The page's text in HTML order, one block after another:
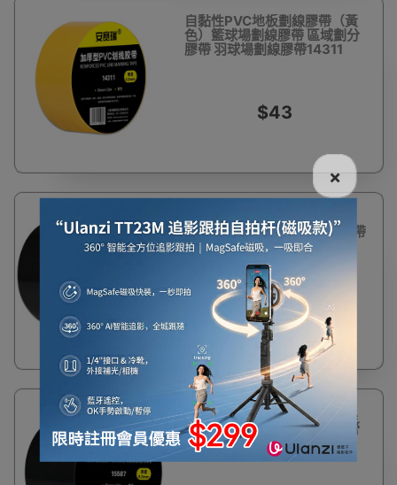
自黏性PVC地板劃線膠帶（黃
色）籃球場劃線膠帶 區域劃分
膠帶 羽球場劃線膠帶14311
$43
自黏性PVC地板劃線膠帶
（黑）100mm×22m 警示膠帶
標線地貼膠帶14338
$82
自黏性PVC地板劃線膠帶（黑
色）區域劃分警示膠帶 安全警
示膠帶15587
×